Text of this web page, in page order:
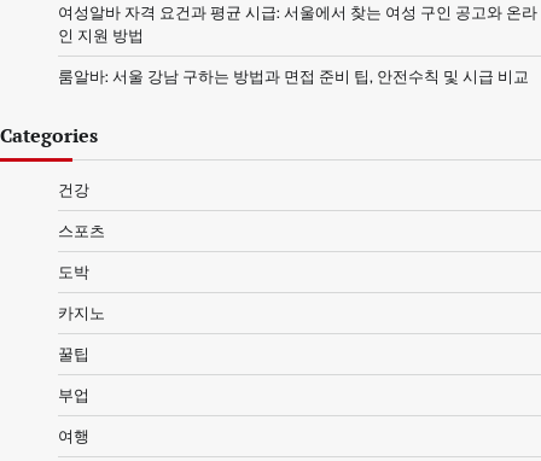
여성알바 자격 요건과 평균 시급: 서울에서 찾는 여성 구인 공고와 온라
인 지원 방법
룸알바: 서울 강남 구하는 방법과 면접 준비 팁, 안전수칙 및 시급 비교
Categories
건강
스포츠
도박
카지노
꿀팁
부업
여행